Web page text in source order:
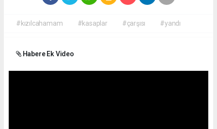
#kızılcahamam #kasaplar #çarşısı #yandı
Habere Ek Video